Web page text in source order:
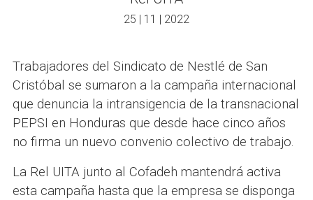
25 | 11 | 2022
Trabajadores del Sindicato de Nestlé de San
Cristóbal se sumaron a la campaña internacional
que denuncia la intransigencia de la transnacional
PEPSI en Honduras que desde hace cinco años
no firma un nuevo convenio colectivo de trabajo.
La Rel UITA junto al Cofadeh mantendrá activa
esta campaña hasta que la empresa se disponga